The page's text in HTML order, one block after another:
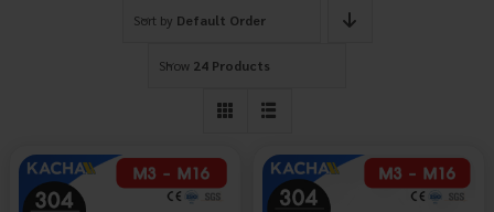
Sort by Default Order
Show 24 Products